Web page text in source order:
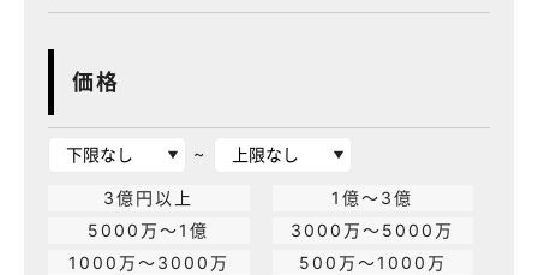
価格
~
3億円以上
1億～3億
5000万～1億
3000万～5000万
1000万～3000万
500万～1000万